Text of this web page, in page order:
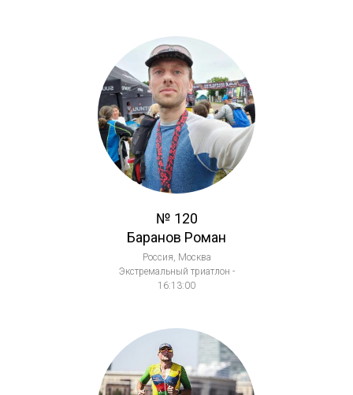
№ 120
Баранов Роман
Россия, Москва
Экстремальный триатлон -
16:13:00